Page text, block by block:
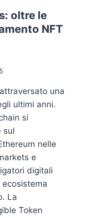
oltre le
NFT
una
ultimi anni.
si
sul
nelle
e
digitali
La
Token